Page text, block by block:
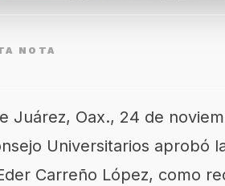
NOTA
Juárez, Oax., 24 de
Universitarios aprobó
Carreño López, como